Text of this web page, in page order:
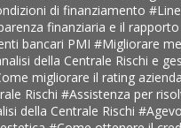
di finanziamento
finanziaria e il
bancari PMI#Migliorare
della Centrale Rischi e
migliorare il rating
Rischi#Assistenza per
della Centrale Rischi